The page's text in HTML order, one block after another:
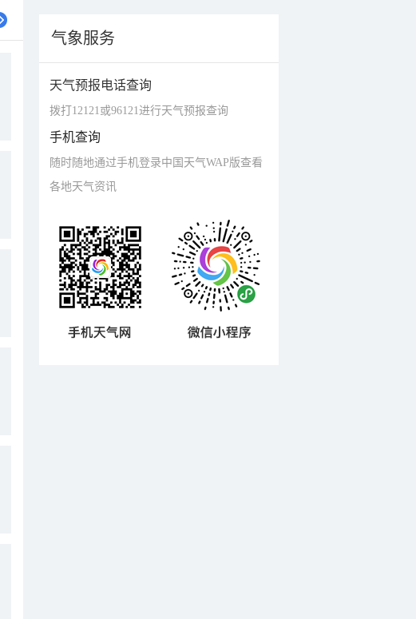
气象服务
天气预报电话查询
拨打12121或96121进行天气预报查询
手机查询
随时随地通过手机登录中国天气WAP版查看
各地天气资讯